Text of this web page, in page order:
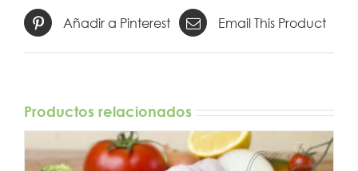
Añadir a Pinterest Email This Product
Productos relacionados